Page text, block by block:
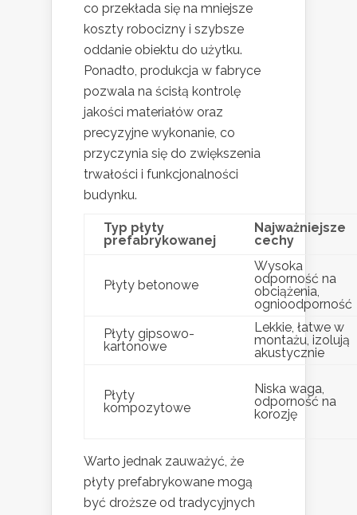
co przekłada się na mniejsze
koszty robocizny i szybsze
oddanie obiektu do użytku.
Ponadto, produkcja w fabryce
pozwala na ścisłą kontrolę
jakości materiałów oraz
precyzyjne wykonanie, co
przyczynia się do zwiększenia
trwałości i funkcjonalności
budynku.
Typ płyty
prefabrykowanej
Najważniejsze
cechy
Płyty betonowe
Wysoka
odporność na
obciążenia,
ognioodporność
Płyty gipsowo-
kartonowe
Lekkie, łatwe w
montażu, izolują
akustycznie
Płyty
kompozytowe
Niska waga,
odporność na
korozję
Warto jednak zauważyć, że
płyty prefabrykowane mogą
być droższe od tradycyjnych